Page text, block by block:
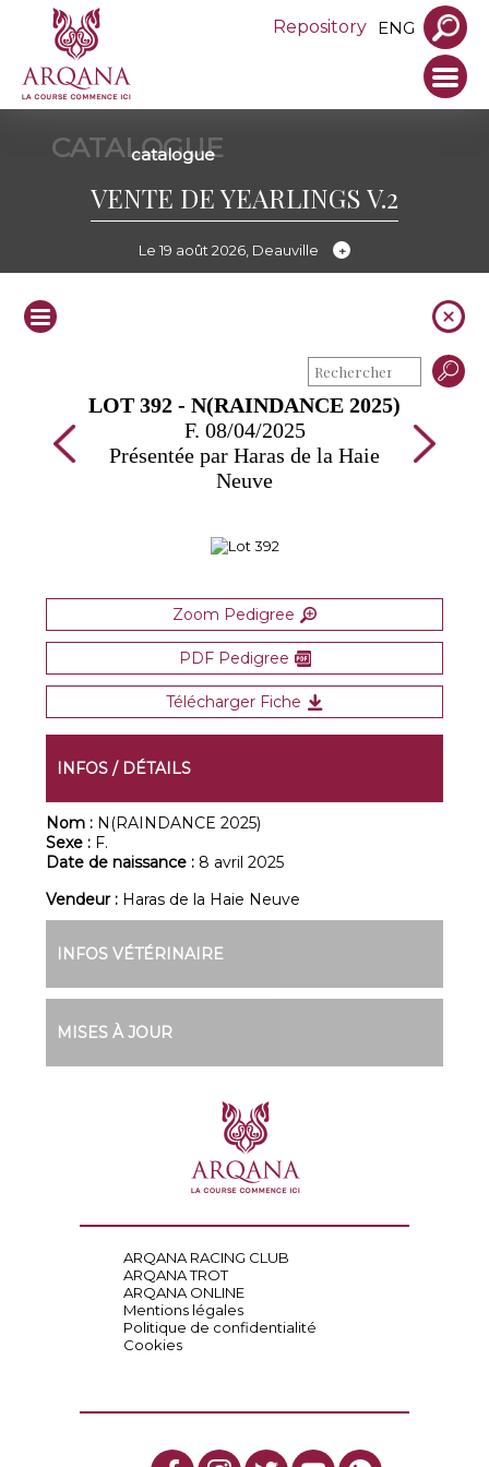
Repository ENG
CATALOGUE
catalogue
VENTE DE YEARLINGS V.2
Le 19 août 2026, Deauville
LOT 392 - N(RAINDANCE 2025)
F. 08/04/2025
Présentée par Haras de la Haie
Neuve
Zoom Pedigree
PDF Pedigree
Télécharger Fiche
INFOS / DÉTAILS
Nom : N(RAINDANCE 2025)
Sexe : F.
Date de naissance : 8 avril 2025
Vendeur : Haras de la Haie Neuve
INFOS VÉTÉRINAIRE
MISES À JOUR
ARQANA RACING CLUB
ARQANA TROT
ARQANA ONLINE
Mentions légales
Politique de confidentialité
Cookies